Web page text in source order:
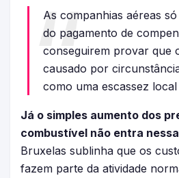
As companhias aéreas
do pagamento de
conseguirem provar que
causado por
como uma escassez
Já o simples aumento dos
combustível não entra
Bruxelas sublinha que os
fazem parte da atividade